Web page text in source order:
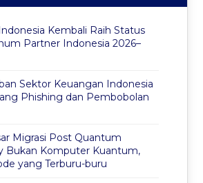
Kembali Raih Status
Partner Indonesia 2026–
Sektor Keuangan Indonesia
Phishing dan Pembobolan
Migrasi Post Quantum
Bukan Komputer Kuantum,
yang Terburu-buru